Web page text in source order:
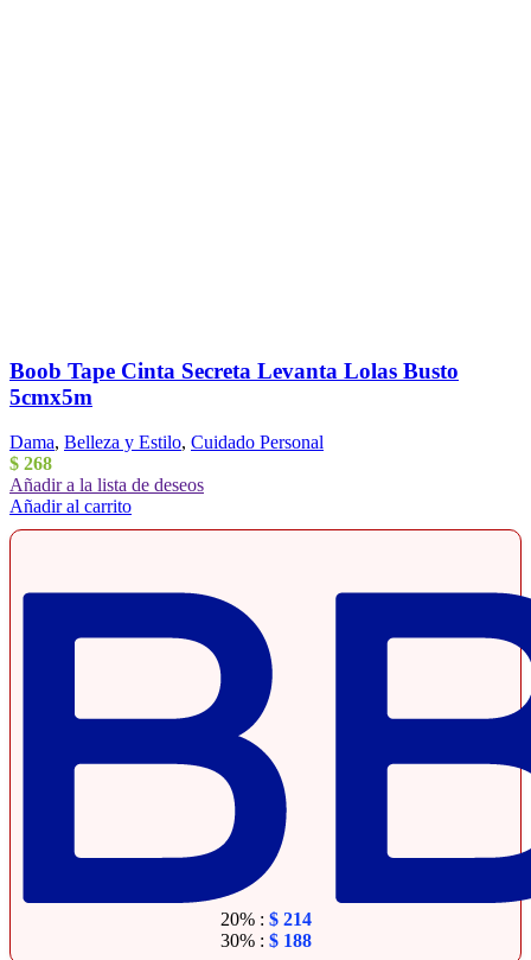
Boob Tape Cinta Secreta Levanta Lolas Busto
5cmx5m
Dama, Belleza y Estilo, Cuidado Personal
$ 268
Añadir a la lista de deseos
Añadir al carrito
20% : $214
30% : $188